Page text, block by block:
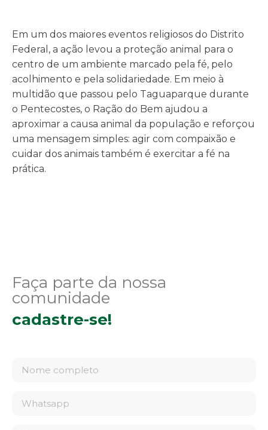
Em um dos maiores eventos religiosos do Distrito
Federal, a ação levou a proteção animal para o
centro de um ambiente marcado pela fé, pelo
acolhimento e pela solidariedade. Em meio à
multidão que passou pelo Taguaparque durante
o Pentecostes, o Ração do Bem ajudou a
aproximar a causa animal da população e reforçou
uma mensagem simples: agir com compaixão e
cuidar dos animais também é exercitar a fé na
prática.
Faça parte da nossa
comunidade
cadastre-se!